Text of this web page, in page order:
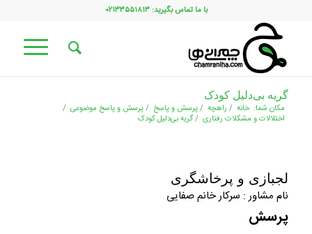
با ما تماس بگیرید: ۰۲۱۳۳۵۵۱۸۱۳
گریه بی‌دلیل کودک
مکان شما: خانه / راهچه /پرسش و پاسخ /پرسش و پاسخ موضوعی /
اختلالات و مشکلات رفتاری /گریه بی‌دلیل کودک
لجبازی و پرخاشگری
نام مشاور : سرکار خانم صفایی
پرسش